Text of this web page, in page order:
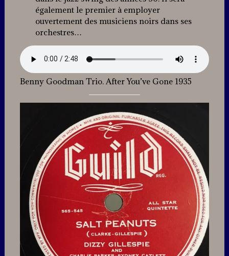
également le premier à employer
ouvertement des musiciens noirs dans ses
orchestres…
Benny Goodman Trio. After You’ve Gone 1935